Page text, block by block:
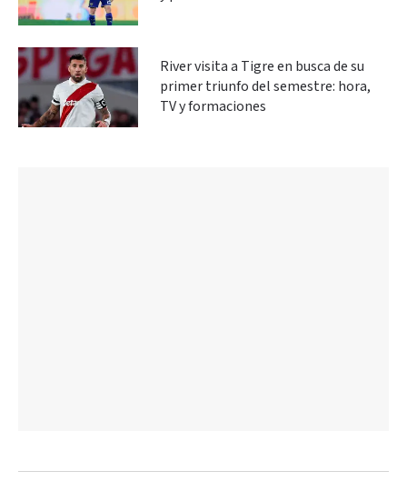
River visita a Tigre en busca de su
primer triunfo del semestre: hora,
TV y formaciones